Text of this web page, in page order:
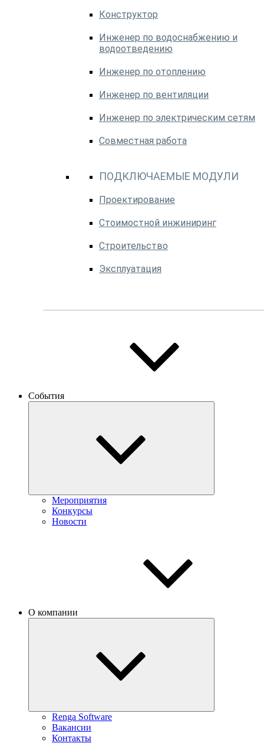
Конструктор
Инженер по водоснабжению и
водоотведению
Инженер по отоплению
Инженер по вентиляции
Инженер по электрическим сетям
Совместная работа
ПОДКЛЮЧАЕМЫЕ МОДУЛИ
Проектирование
Стоимостной инжиниринг
Строительство
Эксплуатация
События
Мероприятия
Конкурсы
Новости
О компании
Renga Software
Вакансии
Контакты